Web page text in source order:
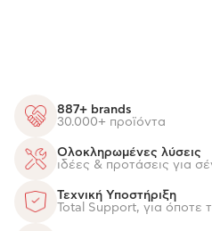
887+ brands
30.000+ προϊόντα
Ολοκληρωμένες λύσεις
ιδέες & προτάσεις για
Τεχνική Υποστήριξη
Total Support, για όποτε